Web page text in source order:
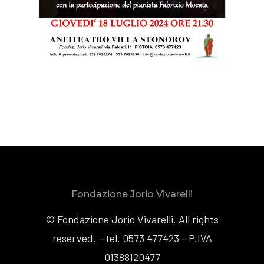
Fondazione Jorio Vivarelli
© Fondazione Jorio Vivarelli. All rights
reserved. - tel. 0573 477423 - P.IVA
01388120477